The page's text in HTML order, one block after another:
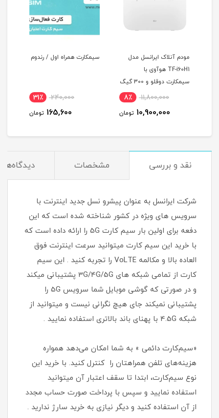
مودم آنلاک ایرانسل مدل
TF-i60H1 هوآوی با
سیمکارت دوقلو و 300 گیگ
اینترنت یکساله
11,800,000 8٪
10,900,000 تومان
سیمکارت همراه اول / رندوم
240,000 31٪
165,600 تومان
نقد و بررسی مشخصات دیدگاه‌ها
شرکت ایرانسل به عنوان پیشرو نسل جدید اینترنت با
سرویس های ویژه در کشور شناخته شده است که این
دفعه برای اولین بار سیم کارت 5G را ارائه داده است که
با خرید این سیم کارت میتوانید سرعت اینترنت فوق
العاده بالا و مکالمه VoLTE را تجربه کنید . این سیم
کارت از تمامی شبکه های 3G/4G/5G پشتیبانی میکند
و در صورتی که گوشی موبایل شما سرویس 5G را
پشتیبانی نمیکند جای هیچ نگرانی نیست و میتوانید از
شبکه 4.5G با پهنای باند بالاتری استفاده نمایید .
«سیم‌کارت دائمی » به شما امکان می‌دهد همواره
هزینه‌های تلفن همراهتان را کنترل کنید. با خرید این
نوع سیم‌کارت، ابتدا تا سقف اعتبار آن میتوانید
استفاده نمایید و سپس با پرداخت صورت حساب مجدد
از آن استفاده کنید و دیگر نیازی به خرید سارژ ندارید .